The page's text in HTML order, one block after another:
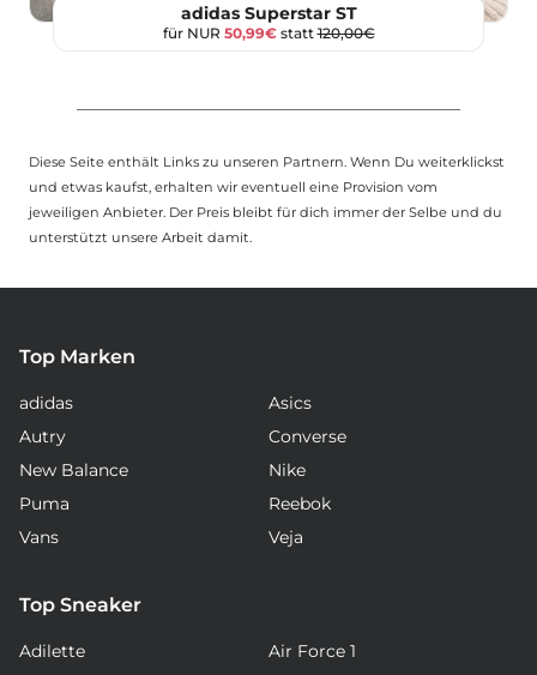
adidas Superstar ST
für NUR 50,99€statt120,00€
Diese Seite enthält Links zu unseren Partnern. Wenn Du weiterklickst
und etwas kaufst, erhalten wir eventuell eine Provision vom
jeweiligen Anbieter. Der Preis bleibt für dich immer der Selbe und du
unterstützt unsere Arbeit damit.
Top Marken
adidas
Asics
Autry
Converse
New Balance
Nike
Puma
Reebok
Vans
Veja
Top Sneaker
Adilette
Air Force 1